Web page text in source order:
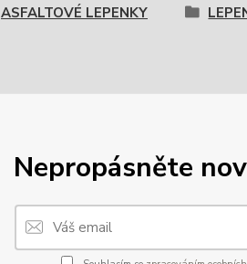
ASFALTOVÉ LEPENKY
Nepropásněte